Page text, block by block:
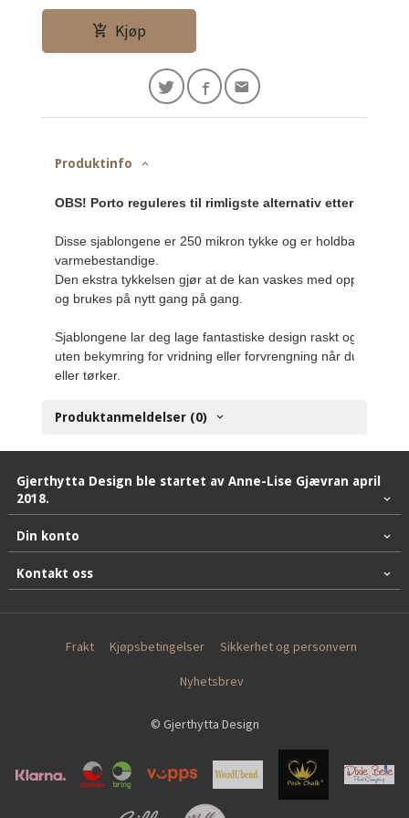
Kjøp
Produktinfo
OBS! Porto reguleres til rimligste alternativ etter
Disse sjablongene er 250 mikron tykke og er holdbare og
varmebestandige.
Den ekstra tykkelsen gjør at de kan vaskes med
og brukes på nytt gang på gang.
Sjablongene lar deg lage fantastiske design raskt og enkelt,
uten bekymring for vridning eller forvrengning når du vasker
eller tørker.
Produktanmeldelser (0)
Gjerthytta Design ble startet av Anne-Lise Gjævran april
2018.
Din konto
Kontakt oss
Frakt Kjøpsbetingelser Sikkerhet og personvern
Nyhetsbrev
© Gjerthytta Design